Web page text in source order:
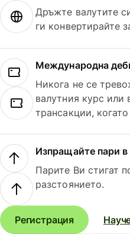
Дръжте валутите
ги конвертирайте
Международна
Никога не се
валутния курс или
трансакции,
Изпращайте пари в
Парите Ви стигат
разстоянието.
Регистрация